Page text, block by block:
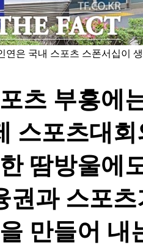
연은 국내 스포츠 스폰서십이
츠 부흥에
스포츠대
땀방울에
권과 스포
만들어 내